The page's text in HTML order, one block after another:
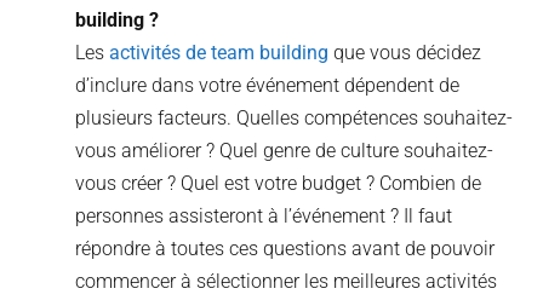
building ?
Lesactivités de team building que vous décidez
d’inclure dans votre événement dépendent de
plusieurs facteurs. Quelles compétences souhaitez-
vous améliorer ? Quel genre de culture souhaitez-
vous créer ? Quel est votre budget ? Combien de
personnes assisteront à l’événement ? Il faut
répondre à toutes ces questions avant de pouvoir
commencer à sélectionner les meilleures activités